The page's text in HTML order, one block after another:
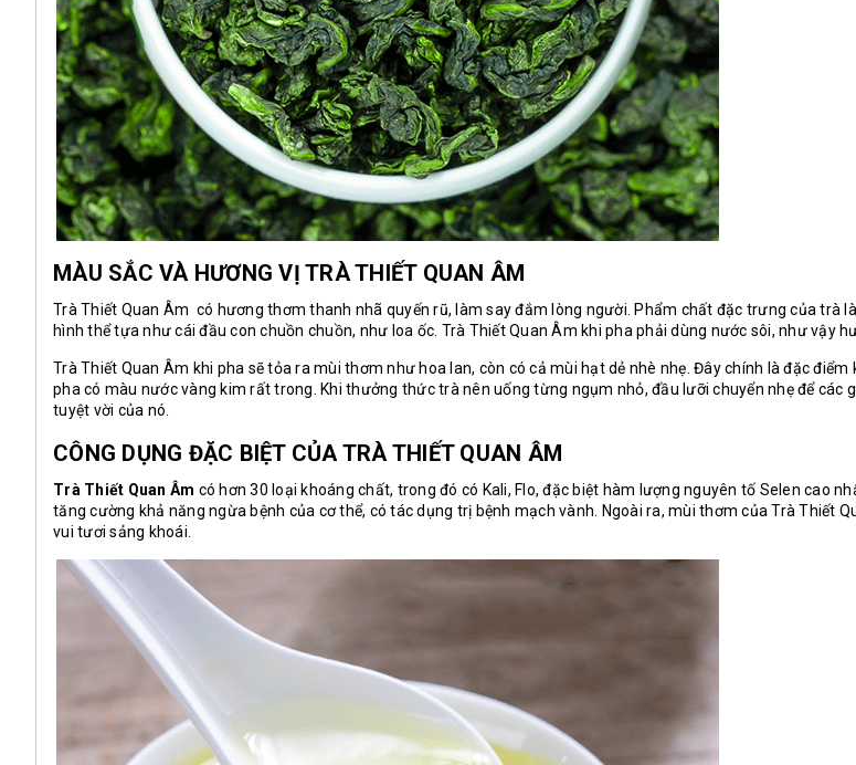
MÀU SẮC VÀ HƯƠNG VỊ TRÀ THIẾT QUAN ÂM
Trà Thiết Quan Âm có hương thơm thanh nhã quyến rũ, làm say đắm lòng người. Phẩm chất đặc trưng của trà
hình thể tựa như cái đầu con chuồn chuồn, như loa ốc. Trà Thiết Quan Âm khi pha phải dùng nước sôi, như vậy
Trà Thiết Quan Âm khi pha sẽ tỏa ra mùi thơm như hoa lan, còn có cả mùi hạt dẻ nhè nhẹ. Đây chính là đặc
pha có màu nước vàng kim rất trong. Khi thưởng thức trà nên uống từng ngụm nhỏ, đầu lưỡi chuyển nhẹ để
tuyệt vời của nó.
CÔNG DỤNG ĐẶC BIỆT CỦA TRÀ THIẾT QUAN ÂM
Trà Thiết Quan Âm có hơn 30 loại khoáng chất, trong đó có Kali, Flo, đặc biệt hàm lượng nguyên tố Selen cao
tăng cường khả năng ngừa bệnh của cơ thể, có tác dụng trị bệnh mạch vành. Ngoài ra, mùi thơm của Trà Thiết
vui tươi sảng khoái.